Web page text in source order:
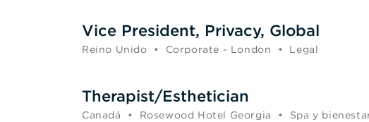
Vice President, Privacy, Global
Reino Unido • Corporate - London • Legal
Therapist/Esthetician
Canadá • Rosewood Hotel Georgia • Spa y